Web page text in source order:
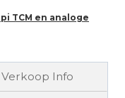
TCM en analoge
Verkoop Info